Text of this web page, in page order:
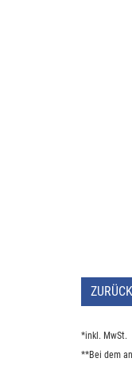
ZURÜCK
*inkl. MwSt.
**Bei dem